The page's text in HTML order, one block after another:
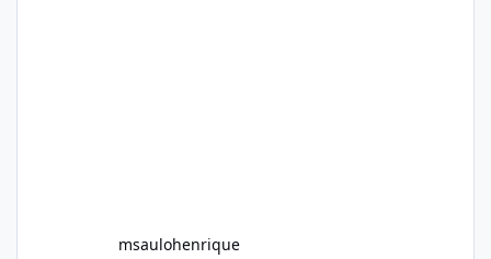
msaulohenrique